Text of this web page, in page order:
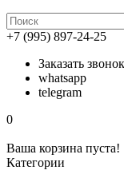
+7 (995) 897-24-25
Заказать звонок
whatsapp
telegram
0
Ваша корзина пуста!
Категории